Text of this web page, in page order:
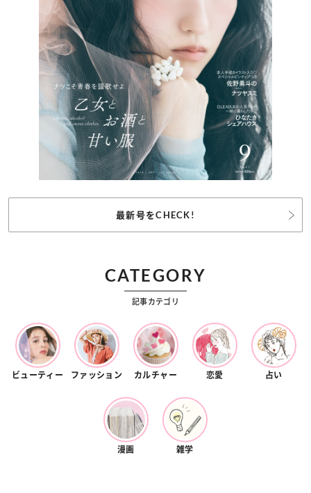
最新号をCHECK!
CATEGORY
記事カテゴリ
ビューティー ファッション カルチャー 恋愛 占い
漫画 雑学